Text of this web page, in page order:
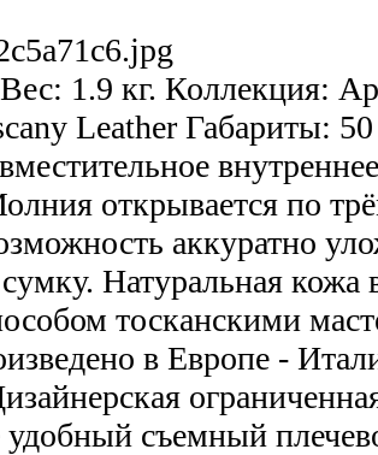
Вес: 1.9 кг. Коллекция:
Leather Габариты:
открывается по
аккуратно
Натуральная кожа
тосканскими
в Европе -
удобный съемный